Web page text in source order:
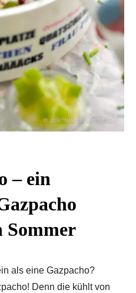
– ein
Sommer
als eine Gazpacho?
Denn die kühlt von